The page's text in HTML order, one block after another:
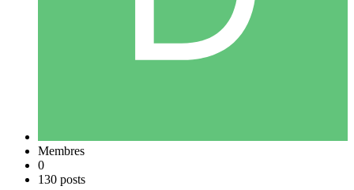
Membres
0
130 posts